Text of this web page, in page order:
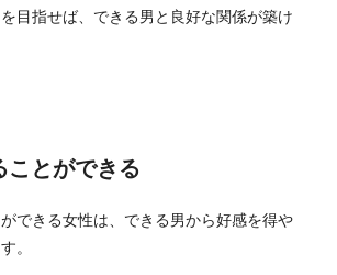
目指せば、できる男と良好な関係が築け
ことができる
できる女性は、できる男から好感を得や
。